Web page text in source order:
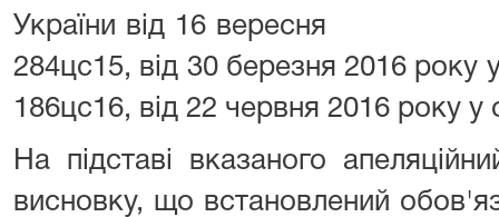
України від 16 вересня
284цс15, від 30 березня
186цс16, від 22 червня 2016 року
На підставі вказаного
висновку, що встановлений